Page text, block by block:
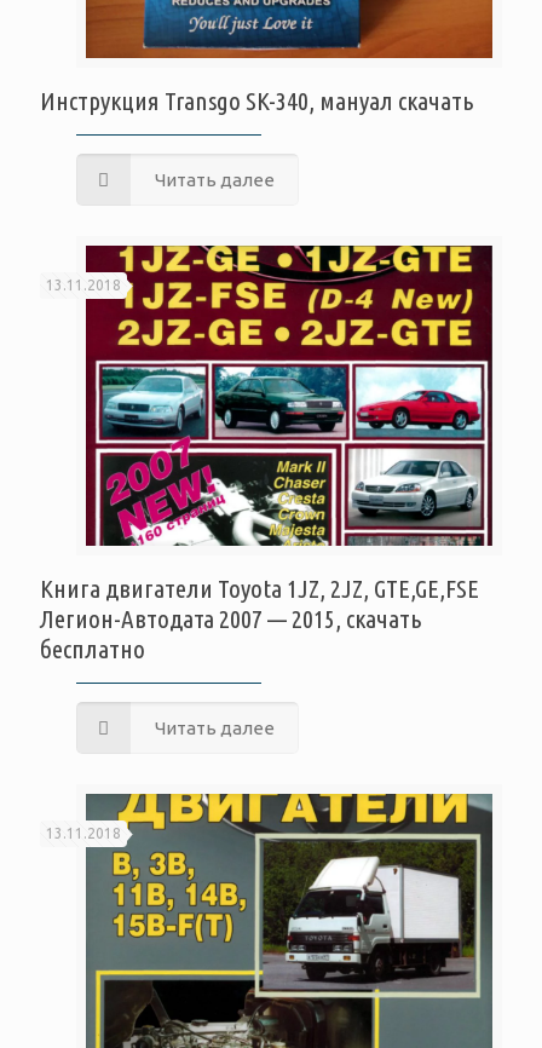
Инструкция Transgo SK-340, мануал скачать
Читать далее
13.11.2018
Книга двигатели Toyota 1JZ, 2JZ, GTE,GE,FSE
Легион-Автодата 2007 — 2015, скачать
бесплатно
Читать далее
13.11.2018